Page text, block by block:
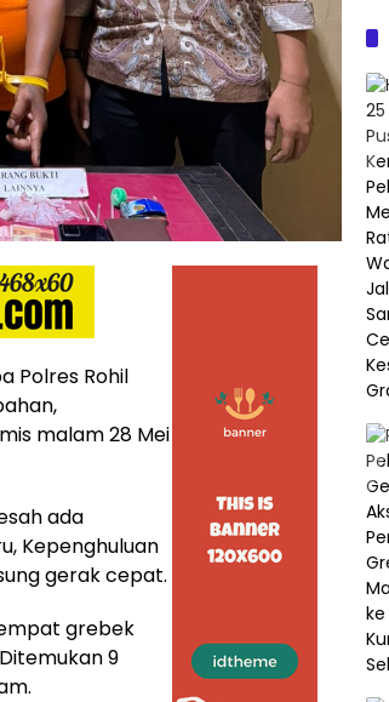
Polres Rohil
malam 28 Mei
ada
Kepenghuluan
gerak cepat.
grebek
9